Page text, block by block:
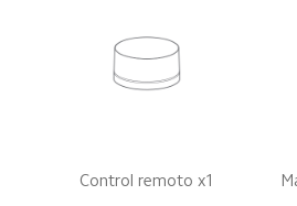
Control remoto x1